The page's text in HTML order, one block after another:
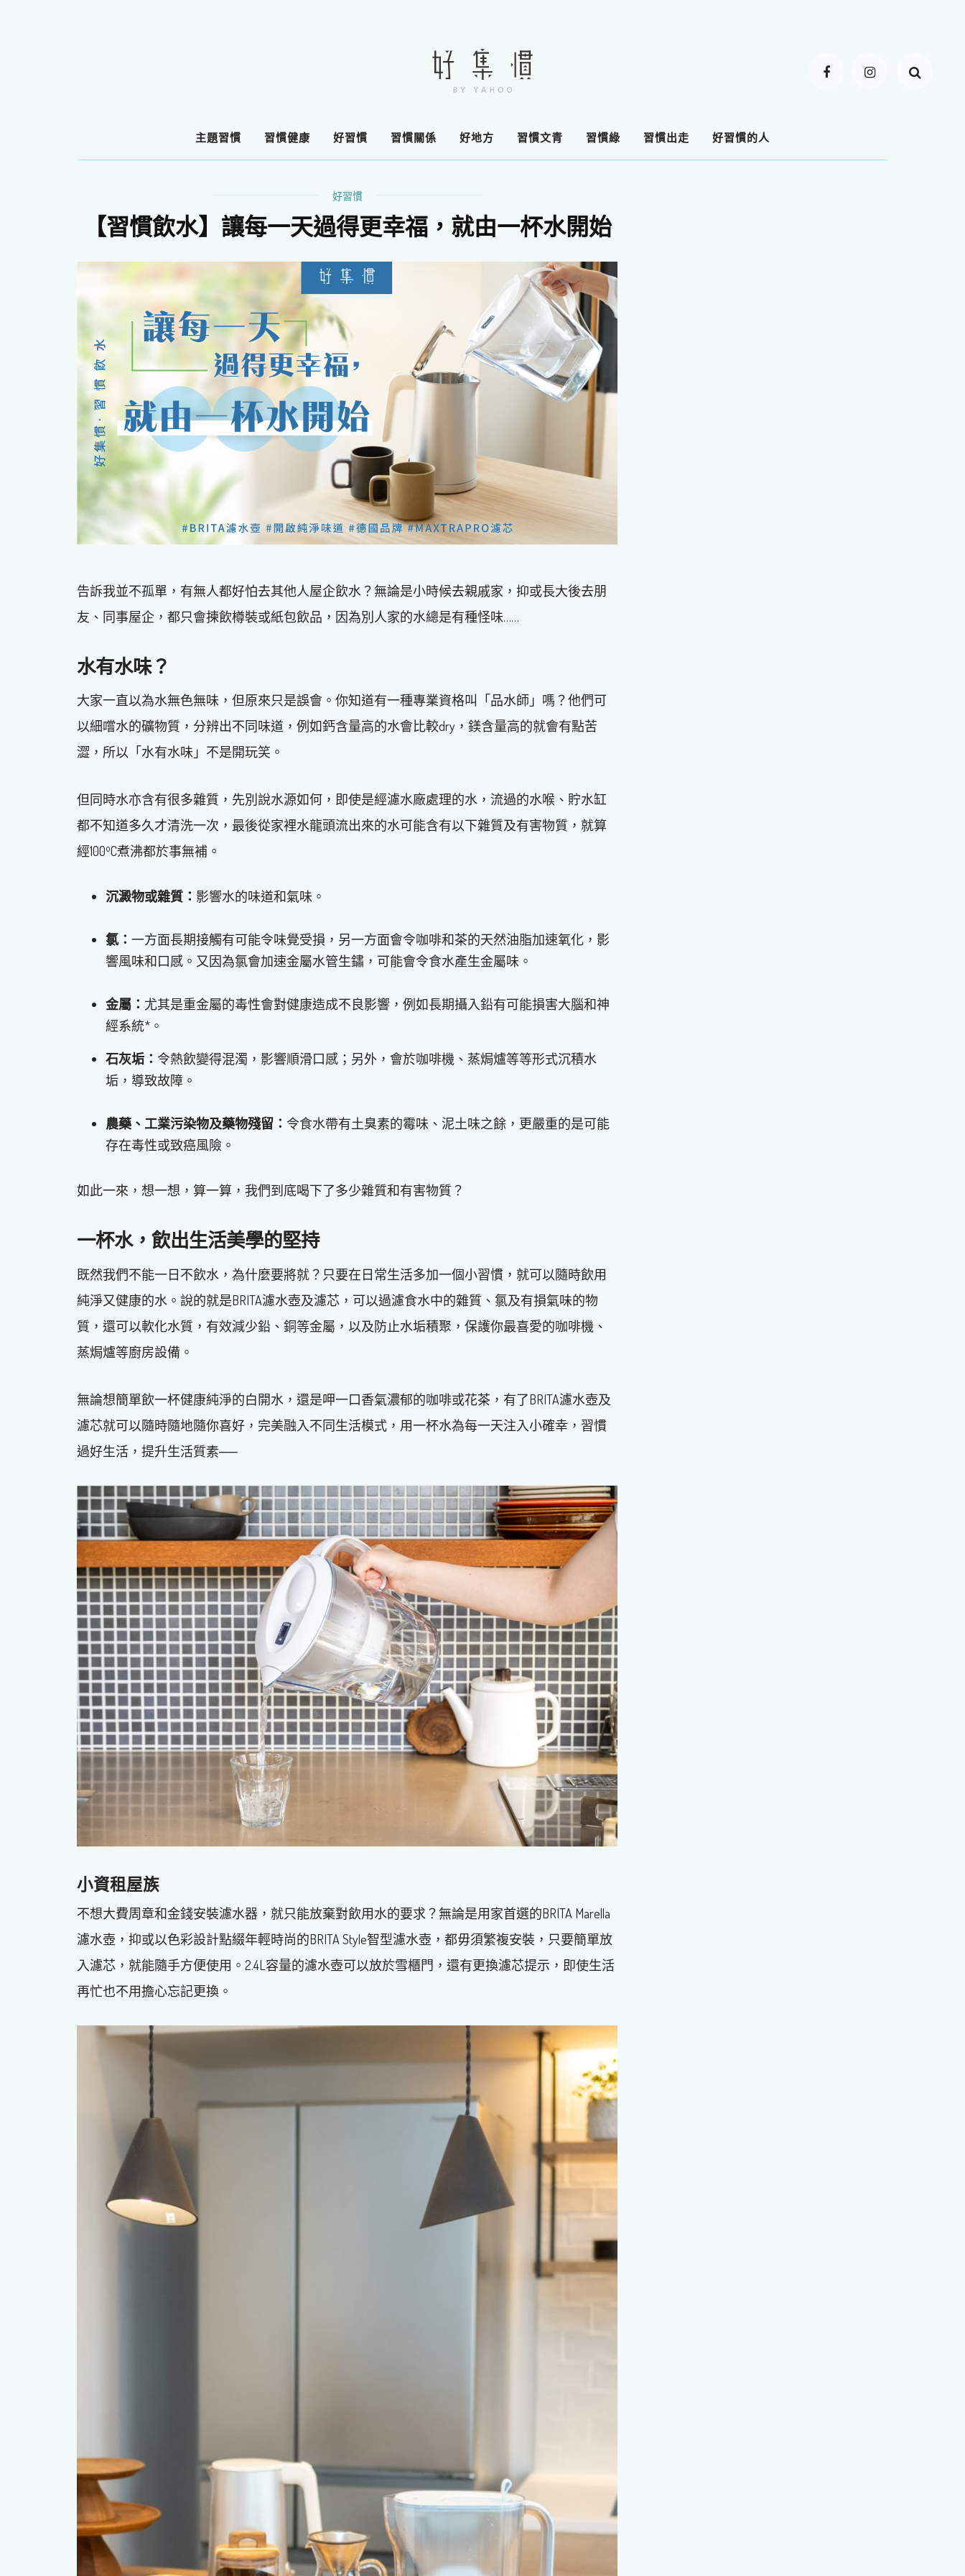
主題習慣 習慣健康 好習慣 習慣關係 好地方 習慣文青 習慣綠 習慣出走 好習慣的人
好習慣
【習慣飲水】讓每一天過得更幸福，就由一杯水開始
告訴我並不孤單，有無人都好怕去其他人屋企飲水？無論是小時候去親戚家，抑或長大後去朋
友、同事屋企，都只會揀飲樽裝或紙包飲品，因為別人家的水總是有種怪味……
水有水味？
大家一直以為水無色無味，但原來只是誤會。你知道有一種專業資格叫「品水師」嗎？他們可
以細嚐水的礦物質，分辨出不同味道，例如鈣含量高的水會比較dry，鎂含量高的就會有點苦
澀，所以「水有水味」不是開玩笑。
但同時水亦含有很多雜質，先別說水源如何，即使是經濾水廠處理的水，流過的水喉、貯水缸
都不知道多久才清洗一次，最後從家裡水龍頭流出來的水可能含有以下雜質及有害物質，就算
經100oC煮沸都於事無補。
沉澱物或雜質： 影響水的味道和氣味。
氯： 一方面長期接觸有可能令味覺受損，另一方面會令咖啡和茶的天然油脂加速氧化，影
響風味和口感。又因為氯會加速金屬水管生鏽，可能會令食水產生金屬味。
金屬： 尤其是重金屬的毒性會對健康造成不良影響，例如長期攝入鉛有可能損害大腦和神
經系統*。
石灰垢： 令熱飲變得混濁，影響順滑口感；另外，會於咖啡機、蒸焗爐等等形式沉積水
垢，導致故障。
農藥、工業污染物及藥物殘留： 令食水帶有土臭素的霉味、泥土味之餘，更嚴重的是可能
存在毒性或致癌風險。
如此一來，想一想，算一算，我們到底喝下了多少雜質和有害物質？
一杯水，飲出生活美學的堅持
既然我們不能一日不飲水，為什麼要將就？只要在日常生活多加一個小習慣，就可以隨時飲用
純淨又健康的水。說的就是BRITA濾水壺及濾芯，可以過濾食水中的雜質、氯及有損氣味的物
質，還可以軟化水質，有效減少鉛、銅等金屬，以及防止水垢積聚，保護你最喜愛的咖啡機、
蒸焗爐等廚房設備。
無論想簡單飲一杯健康純淨的白開水，還是呷一口香氣濃郁的咖啡或花茶，有了BRITA濾水壺及
濾芯就可以隨時隨地隨你喜好，完美融入不同生活模式，用一杯水為每一天注入小確幸，習慣
過好生活，提升生活質素──
小資租屋族
不想大費周章和金錢安裝濾水器，就只能放棄對飲用水的要求？無論是用家首選的BRITA Marella
濾水壺，抑或以色彩設計點綴年輕時尚的BRITA Style智型濾水壺，都毋須繁複安裝，只要簡單放
入濾芯，就能隨手方便使用。2.4L容量的濾水壺可以放於雪櫃門，還有更換濾芯提示，即使生活
再忙也不用擔心忘記更換。